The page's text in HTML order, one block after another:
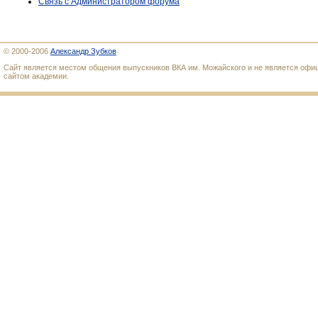
© 2000-2006 Александр Зубков
Сайт является местом общения выпускников ВКА им. Можайского и не является
сайтом академии.